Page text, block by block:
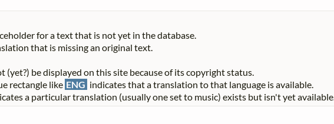
for a text that is not yet in the database.
that is missing an original text.
(yet?) be displayed on this site because of its copyright status.
rectangle like ENG indicates that a translation to that language is available.
a particular translation (usually one set to music) exists but isn't yet available.